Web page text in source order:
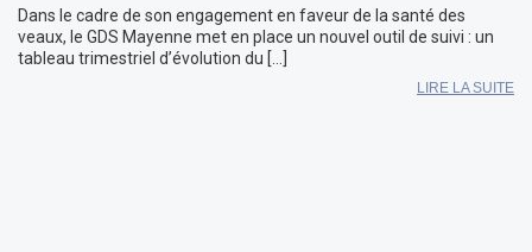
Dans le cadre de son engagement en faveur de la santé des
veaux, le GDS Mayenne met en place un nouvel outil de suivi : un
tableau trimestriel d’évolution du […]
LIRE LA SUITE